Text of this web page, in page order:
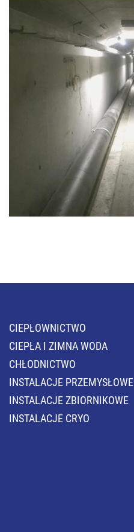
CIEPŁOWNICTWO
CIEPŁA I ZIMNA WODA
CHŁODNICTWO
INSTALACJE PRZEMYSŁOWE
INSTALACJE ZBIORNIKOWE
INSTALACJE CRYO